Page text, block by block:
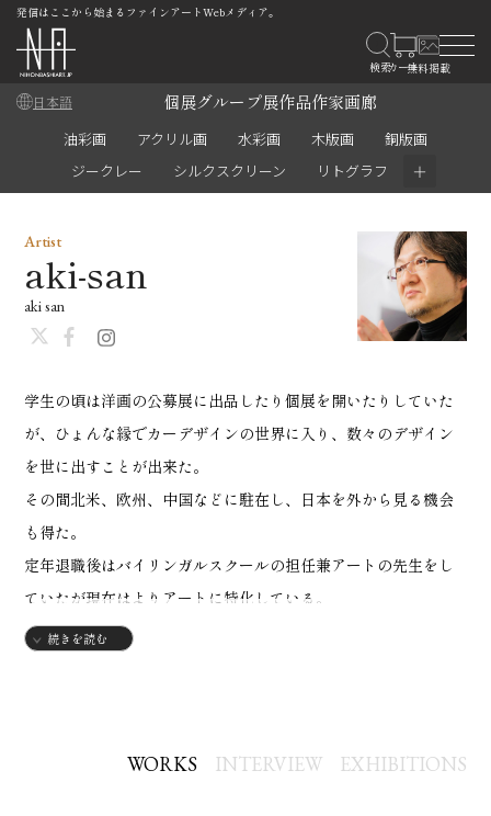
発信はここから始まるファインアートWebメディア。
日本語 個展グループ展作品作家画廊
油彩画 アクリル画 水彩画 木版画
銅版画
ジークレー
シルクスクリーン リトグラフ ＋
学生の頃は洋画の公募展に出品したり個展を開いたりしていた
が、ひょんな縁でカーデザインの世界に入り、数々のデザイン
を世に出すことが出来た。
その間北米、欧州、中国などに駐在し、日本を外から見る機会
も得た。
定年退職後はバイリンガルスクールの担任兼アートの先生をし
ていたが現在はよりアートに特化している。
学生の頃のアートと会社員人生でのデザイナーの経験が教員免
続きを読む
Artist
aki-san
aki san
WORKS INTERVIEW EXHIBITIONS